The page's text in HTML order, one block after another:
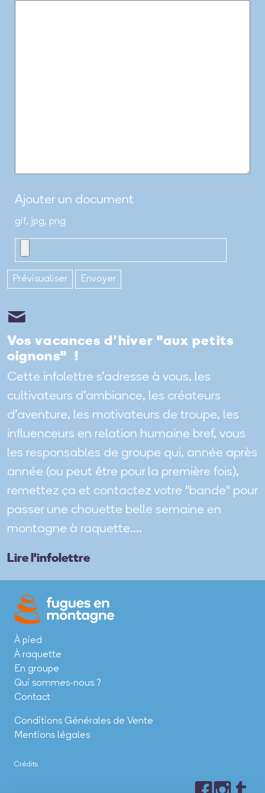
Ajouter un document
gif, jpg, png
Vos vacances d’hiver "aux petits
oignons" !
Cette infolettre s’adresse à vous, les
cultivateurs d’ambiance, les créateurs
d’aventure, les motivateurs de troupe, les
influenceurs en relation humaine bref, vous
les responsables de groupe qui, année après
année (ou peut être pour la première fois),
remettez ça et contactez votre "bande" pour
passer une chouette belle semaine en
montagne à raquette....
Lire l'infolettre
À pied
À raquette
En groupe
Qui sommes-nous ?
Contact
Conditions Générales de Vente
Mentions légales
Crédits